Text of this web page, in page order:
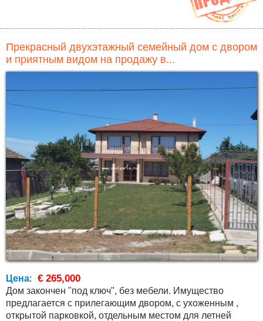
Прекрасный двухэтажный семейный дом с двором
и приятным видом на продажу в...
Цена: € 265,000
Дом закончен "под ключ", без мебели. Имущество
предлагается с прилегающим двором, с ухоженным ,
открытой парковкой, отдельным местом для летней